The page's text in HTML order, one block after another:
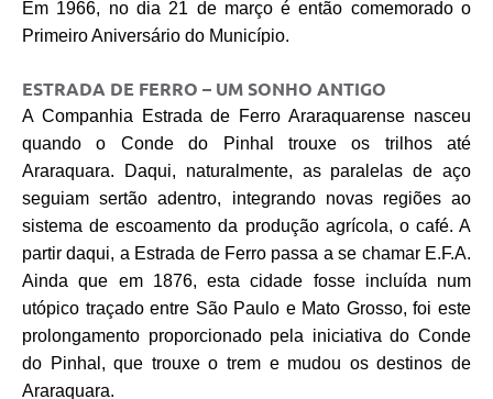
Em 1966, no dia 21 de março é então comemorado o
Primeiro Aniversário do Município.
ESTRADA DE FERRO – UM SONHO ANTIGO
A Companhia Estrada de Ferro Araraquarense nasceu
quando o Conde do Pinhal trouxe os trilhos até
Araraquara. Daqui, naturalmente, as paralelas de aço
seguiam sertão adentro, integrando novas regiões ao
sistema de escoamento da produção agrícola, o café. A
partir daqui, a Estrada de Ferro passa a se chamar E.F.A.
Ainda que em 1876, esta cidade fosse incluída num
utópico traçado entre São Paulo e Mato Grosso, foi este
prolongamento proporcionado pela iniciativa do Conde
do Pinhal, que trouxe o trem e mudou os destinos de
Araraquara.